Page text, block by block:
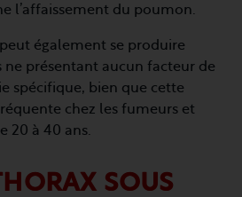
l’affaissement du poumon.
également se produire
ne présentant aucun facteur de
spécifique, bien que cette
chez les fumeurs et
20 à 40 ans.
SOUS